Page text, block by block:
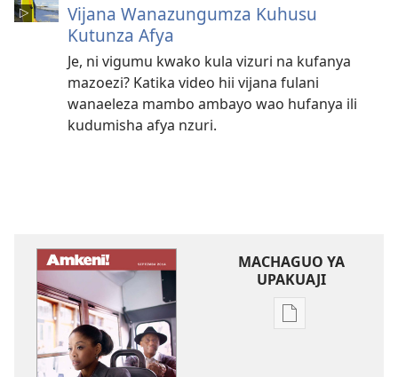
Vijana Wanazungumza Kuhusu
Kutunza Afya
Je, ni vigumu kwako kula vizuri na kufanya
mazoezi? Katika video hii vijana fulani
wanaeleza mambo ambayo wao hufanya ili
kudumisha afya nzuri.
MACHAGUO YA
UPAKUAJI
Mbinu